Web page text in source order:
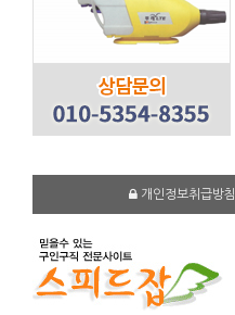
개인정보취급방침